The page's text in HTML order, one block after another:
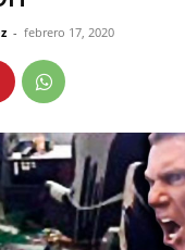
- febrero 17, 2020